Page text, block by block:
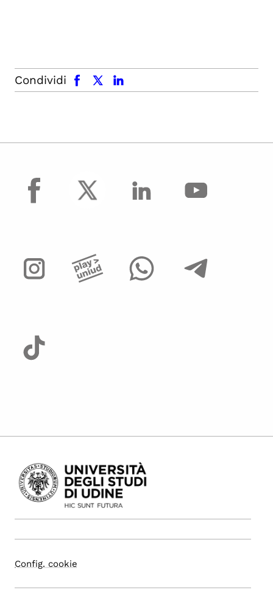
Condividi
facebook x.com linkedin
facebook
Config. cookie